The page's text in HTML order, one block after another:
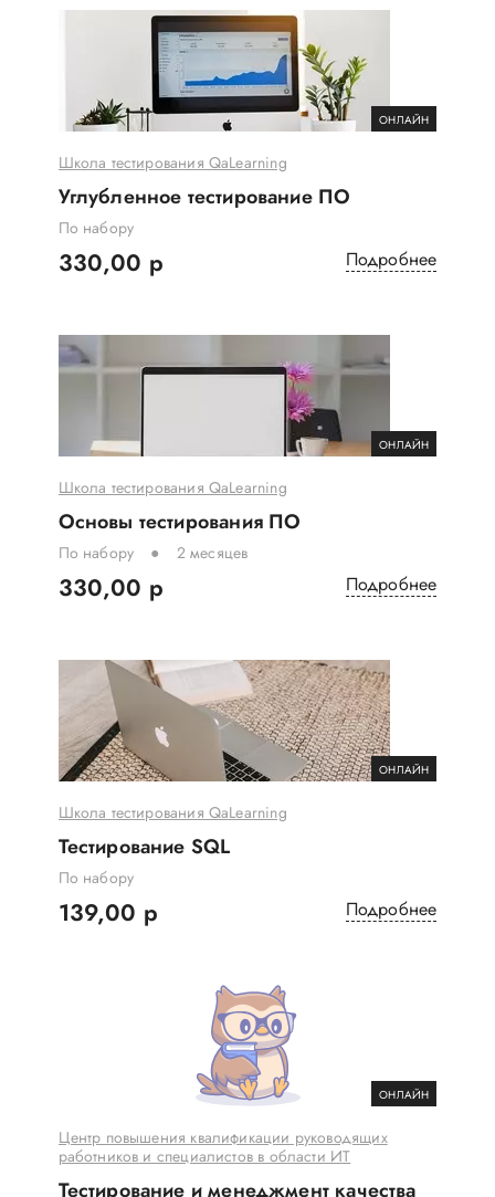
ОНЛАЙН
Школа тестирования QaLearning
Углубленное тестирование ПО
По набору
330,00 р Подробнее
ОНЛАЙН
Школа тестирования QaLearning
Основы тестирования ПО
По набору 2 месяцев
330,00 р Подробнее
ОНЛАЙН
Школа тестирования QaLearning
Тестирование SQL
По набору
139,00 р Подробнее
ОНЛАЙН
Центр повышения квалификации руководящих
работников и специалистов в области ИТ
Тестирование и менеджмент качества